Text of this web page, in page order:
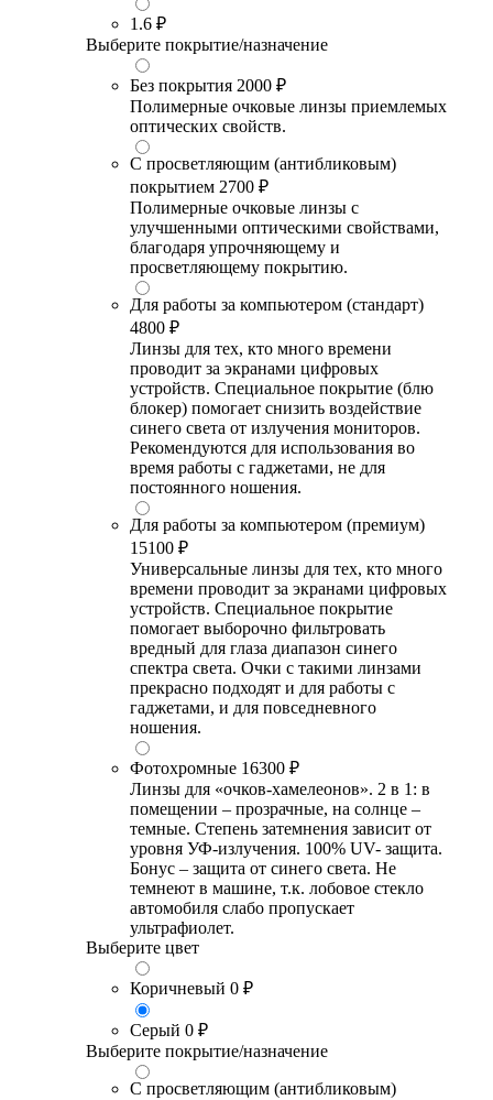
1.6 ₽
Выберите покрытие/назначение
Без покрытия 2000 ₽
Полимерные очковые линзы приемлемых
оптических свойств.
С просветляющим (антибликовым)
покрытием 2700 ₽
Полимерные очковые линзы с
улучшенными оптическими свойствами,
благодаря упрочняющему и
просветляющему покрытию.
Для работы за компьютером (стандарт)
4800 ₽
Линзы для тех, кто много времени
проводит за экранами цифровых
устройств. Специальное покрытие (блю
блокер) помогает снизить воздействие
синего света от излучения мониторов.
Рекомендуются для использования во
время работы с гаджетами, не для
постоянного ношения.
Для работы за компьютером (премиум)
15100 ₽
Универсальные линзы для тех, кто много
времени проводит за экранами цифровых
устройств. Специальное покрытие
помогает выборочно фильтровать
вредный для глаза диапазон синего
спектра света. Очки с такими линзами
прекрасно подходят и для работы с
гаджетами, и для повседневного
ношения.
Фотохромные 16300 ₽
Линзы для «очков-хамелеонов». 2 в 1: в
помещении – прозрачные, на солнце –
темные. Степень затемнения зависит от
уровня УФ-излучения. 100% UV- защита.
Бонус – защита от синего света. Не
темнеют в машине, т.к. лобовое стекло
автомобиля слабо пропускает
ультрафиолет.
Выберите цвет
Коричневый 0 ₽
Серый 0 ₽
Выберите покрытие/назначение
С просветляющим (антибликовым)